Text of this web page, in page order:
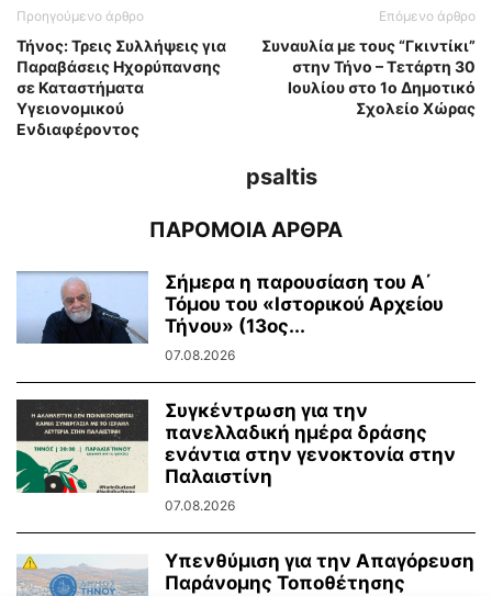
Προηγούμενο άρθρο
Τήνος: Τρεις Συλλήψεις για
Παραβάσεις Ηχορύπανσης
σε Καταστήματα
Υγειονομικού
Ενδιαφέροντος
Επόμενο άρθρο
Συναυλία με τους “Γκιντίκι”
στην Τήνο – Τετάρτη 30
Ιουλίου στο 1ο Δημοτικό
Σχολείο Χώρας
psaltis
ΠΑΡΟΜΟΙΑ ΑΡΘΡΑ
Σήμερα η παρουσίαση του Α΄
Τόμου του «Ιστορικού Αρχείου
Τήνου» (13ος...
07.08.2026
Συγκέντρωση για την
πανελλαδική ημέρα δράσης
ενάντια στην γενοκτονία στην
Παλαιστίνη
07.08.2026
Υπενθύμιση για την Απαγόρευση
Παράνομης Τοποθέτησης